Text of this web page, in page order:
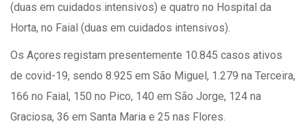
(duas em cuidados intensivos) e quatro no Hospital da
Horta, no Faial (duas em cuidados intensivos).
Os Açores registam presentemente 10.845 casos ativos
de covid-19, sendo 8.925 em São Miguel, 1.279 na Terceira,
166 no Faial, 150 no Pico, 140 em São Jorge, 124 na
Graciosa, 36 em Santa Maria e 25 nas Flores.